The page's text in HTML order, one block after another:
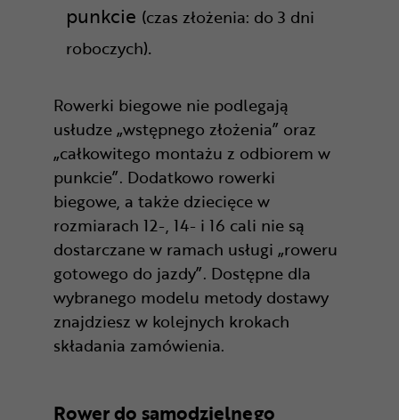
punkcie (czas złożenia: do 3 dni
roboczych).
Rowerki biegowe nie podlegają
usłudze „wstępnego złożenia” oraz
„całkowitego montażu z odbiorem w
punkcie”. Dodatkowo rowerki
biegowe, a także dziecięce w
rozmiarach 12-, 14- i 16 cali nie są
dostarczane w ramach usługi „roweru
gotowego do jazdy”. Dostępne dla
wybranego modelu metody dostawy
znajdziesz w kolejnych krokach
składania zamówienia.
Rower do samodzielnego